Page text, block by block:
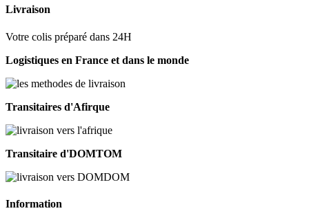
Livraison
Votre colis préparé dans 24H
Logistiques en France et dans le monde
Transitaires d'Afirque
Transitaire d'DOMTOM
Information